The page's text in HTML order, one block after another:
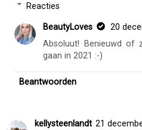
Reacties
BeautyLoves
20
Absoluut! Benieuwd of
gaan in 2021 :-)
Beantwoorden
kellysteenlandt 21